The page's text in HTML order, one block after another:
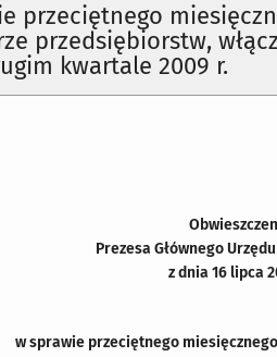
przeciętnego
przedsiębiorstw,
kwartale 2009 r.
Prezesa Głównego
z dnia 16 lipca
w sprawie przeciętnego